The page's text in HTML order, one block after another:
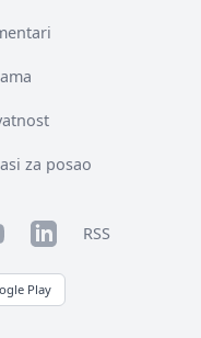
za posao
LinkedInRSS
Play